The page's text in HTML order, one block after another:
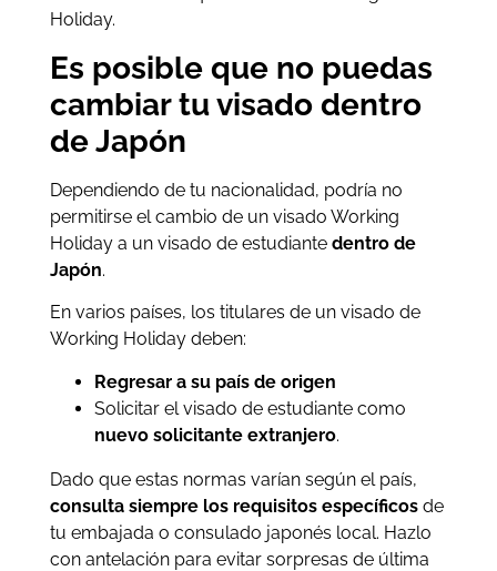
Holiday.
Es posible que no puedas
cambiar tu visado dentro
de Japón
Dependiendo de tu nacionalidad, podría no
permitirse el cambio de un visado Working
Holiday a un visado de estudiante dentro de
Japón.
En varios países, los titulares de un visado de
Working Holiday deben:
Regresar a su país de origen
Solicitar el visado de estudiante como
nuevo solicitante extranjero.
Dado que estas normas varían según el país,
consulta siempre los requisitos específicosde
tu embajada o consulado japonés local. Hazlo
con antelación para evitar sorpresas de última